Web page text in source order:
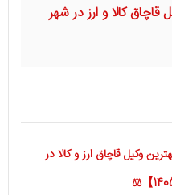
قاچاق کالا و ارز در شهر
تا از بهترین وکیل قاچاق ارز و کالا در